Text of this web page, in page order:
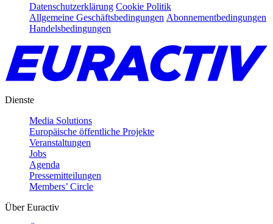
Datenschutzerklärung Cookie Politik
Allgemeine Geschäftsbedingungen Abonnementbedingungen
Handelsbedingungen
Dienste
Media Solutions
Europäische öffentliche Projekte
Veranstaltungen
Jobs
Agenda
Pressemitteilungen
Members’ Circle
Über Euractiv